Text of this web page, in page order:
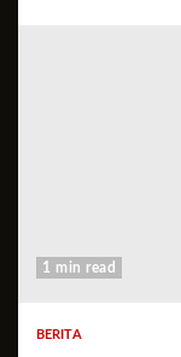
1 min read
BERITA